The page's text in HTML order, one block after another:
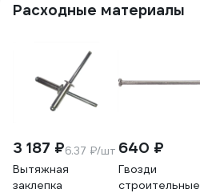
Расходные материалы
3 187 ₽6.37 ₽/шт
Вытяжная
заклепка
640 ₽
Гвозди
строительные